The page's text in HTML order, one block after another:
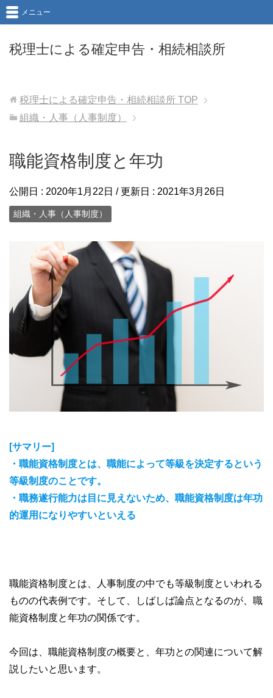
税理士による確定申告・相続相談所
メニュー
税理士による確定申告・相続相談所 TOP
組織・人事（人事制度）
職能資格制度と年功
公開日 : 2020年1月22日 / 更新日 : 2021年3月26日
組織・人事（人事制度）
[サマリー]
・職能資格制度とは、職能によって等級を決定するという
等級制度のことです。
・職務遂行能力は目に見えないため、職能資格制度は年功
的運用になりやすいといえる
職能資格制度とは、人事制度の中でも等級制度といわれる
ものの代表例です。そして、しばしば論点となるのが、職
能資格制度と年功の関係です。
今回は、職能資格制度の概要と、年功との関連について解
説したいと思います。